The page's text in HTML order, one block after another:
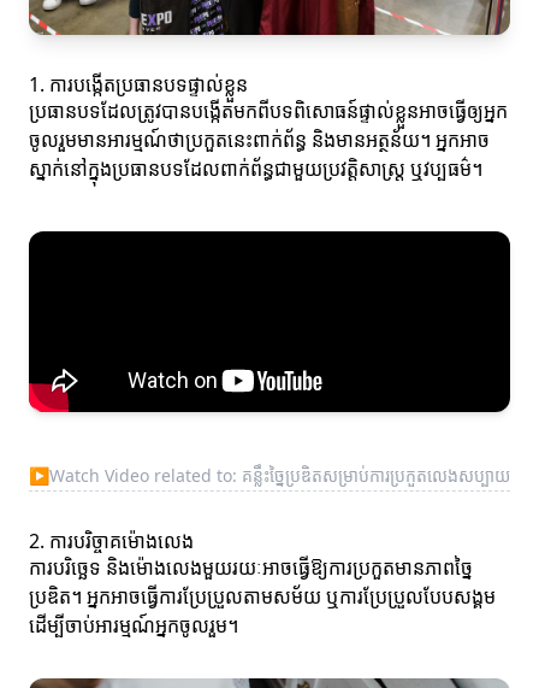
1. ការបង្កើតប្រធានបទផ្ទាល់ខ្លួន
ប្រធានបទដែលត្រូវបានបង្កើតមកពីបទពិសោធន៍ផ្ទាល់ខ្លួនអាចធ្វើឲ្យអ្នក
ចូលរួមមានអារម្មណ៍ថាប្រកួតនេះពាក់ព័ន្ធ និងមានអត្ថន័យ។ អ្នកអាច
ស្នាក់នៅក្នុងប្រធានបទដែលពាក់ព័ន្ធជាមួយប្រវត្តិសាស្ត្រ ឬវប្បធម៌។
▶Watch Video related to: គន្លឹះច្នៃប្រឌិតសម្រាប់ការប្រកួតលេងសប្បាយ
2. ការបរិច្ចាគម៉ោងលេង
ការបរិច្ឆេទ និងម៉ោងលេងមួយរយៈអាចធ្វើឱ្យការប្រកួតមានភាពច្នៃ
ប្រឌិត។ អ្នកអាចធ្វើការប្រែប្រួលតាមសម័យ ឬការប្រែប្រួលបែបសង្គម
ដើម្បីចាប់អារម្មណ៍អ្នកចូលរួម។